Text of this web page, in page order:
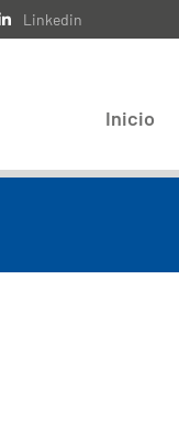
Linkedin
Inicio